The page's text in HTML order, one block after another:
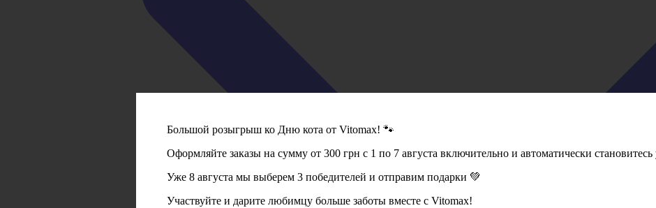
Большой розыгрыш ко Дню кота от Vitomax! 🐾
Оформляйте заказы на сумму от 300 грн с 1 по 7 августа включительно и автоматически
Уже 8 августа мы выберем 3 победителей и отправим подарки 💚
Участвуйте и дарите любимцу больше заботы вместе с Vitomax!